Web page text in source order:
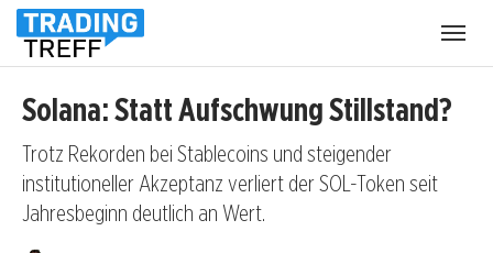
Solana: Statt Aufschwung Stillstand?
Trotz Rekorden bei Stablecoins und steigender
institutioneller Akzeptanz verliert der SOL-Token seit
Jahresbeginn deutlich an Wert.